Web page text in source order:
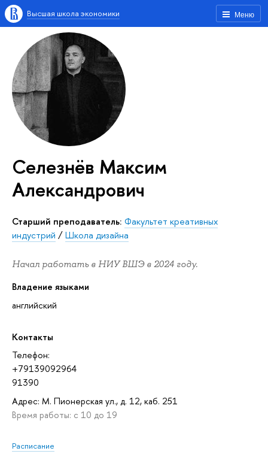
Меню
Высшая школа экономики
Селезнёв Максим
Александрович
Старший преподаватель: Факультет креативных
индустрий /Школа дизайна
Начал работать в НИУ ВШЭ в 2024 году.
Владение языками
английский
Контакты
Телефон:
+79139092964
91390
Адрес: М. Пионерская ул., д. 12, каб. 251
Время работы: с 10 до 19
Расписание